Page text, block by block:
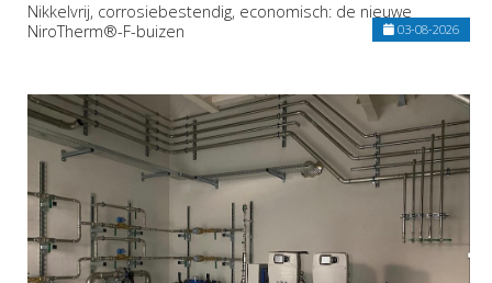
Nikkelvrij, corrosiebestendig, economisch: de nieuwe
NiroTherm®-F-buizen
03-08-2026